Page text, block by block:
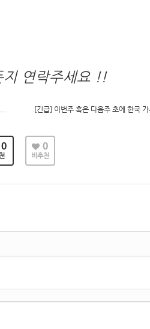
연락주세요 !!
[긴급] 이번주 혹은 다음주 초에 한국
0 0
비추천